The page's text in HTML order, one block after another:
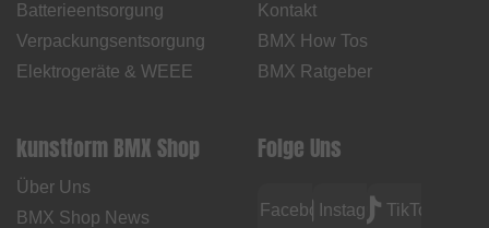
Batterieentsorgung
Verpackungsentsorgung
Elektrogeräte & WEEE
Kontakt
BMX How Tos
BMX Ratgeber
kunstform BMX Shop
Über Uns
BMX Shop News
Folge Uns
FacebookInstagramTikTok